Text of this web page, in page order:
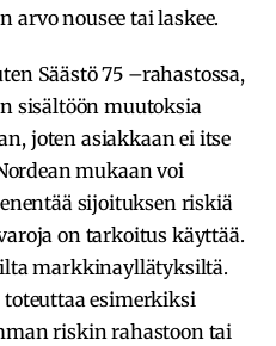
arvo nousee tai laskee.
Säästö 75 –rahastossa,
sisältöön muutoksia
joten asiakkaan ei itse
mukaan voi
sijoituksen riskiä
on tarkoitus käyttää.
markkinayllätyksiltä.
esimerkiksi
riskin rahastoon tai